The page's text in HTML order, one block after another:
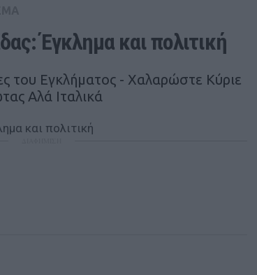
Έγκλημα και πολιτική
του Εγκλήματος - Χαλαρώστε Κύριε
Αλά Ιταλικά